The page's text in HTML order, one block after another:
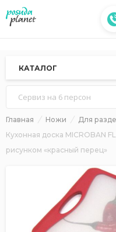
КАТАЛОГ
Сервиз на 6 персон
Главная Ножи Для
Кухонная доска MICROBAN
рисунком «красный перец»